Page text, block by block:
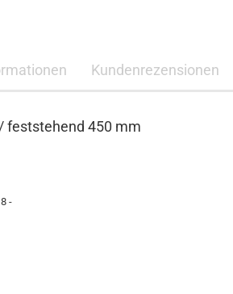
Kundenrezensionen
feststehend 450 mm
-